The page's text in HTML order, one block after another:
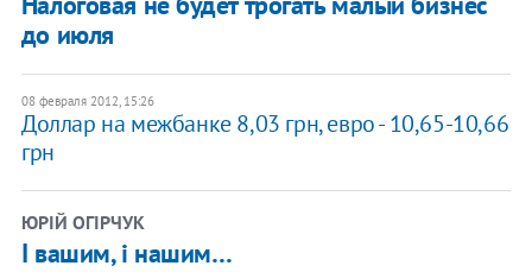
до июля
08 февраля 2012, 15:26
Доллар на межбанке 8,03 грн, евро - 10,65-10,66
грн
ЮРІЙ ОГІРЧУК
І вашим, і нашим…